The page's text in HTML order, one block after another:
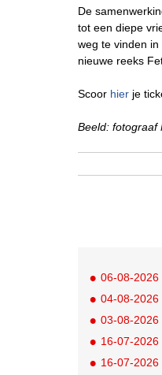
De
tot een diepe
weg te vinden
nieuwe reeks
Scoor hier je
Beeld: fotograaf
06-08-2026
04-08-2026
03-08-2026
16-07-2026
16-07-2026